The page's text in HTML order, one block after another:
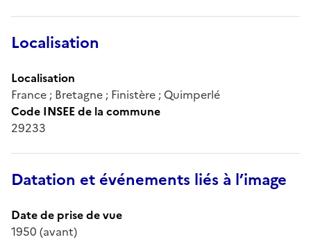
Localisation
Localisation
France ; Bretagne ; Finistère ; Quimperlé
Code INSEE de la commune
29233
Datation et événements liés à l’image
Date de prise de vue
1950 (avant)